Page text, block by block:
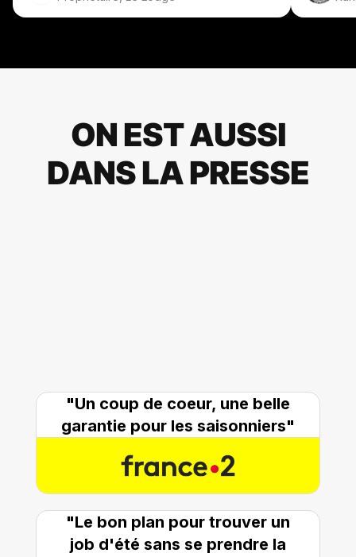
ON EST AUSSI
DANS LA PRESSE
"Un coup de coeur, une belle
garantie pour les saisonniers"
"Le bon plan pour trouver un
job d'été sans se prendre la